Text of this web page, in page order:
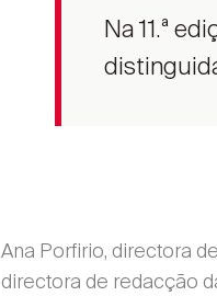
Na 11.ª
Ana Porfirio, directora
directora de redacção